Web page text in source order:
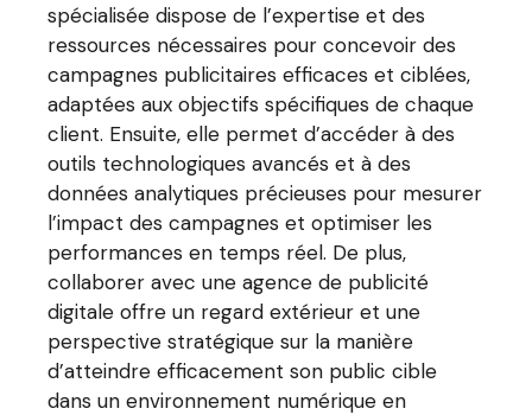
spécialisée dispose de l’expertise et des
ressources nécessaires pour concevoir des
campagnes publicitaires efficaces et ciblées,
adaptées aux objectifs spécifiques de chaque
client. Ensuite, elle permet d’accéder à des
outils technologiques avancés et à des
données analytiques précieuses pour mesurer
l’impact des campagnes et optimiser les
performances en temps réel. De plus,
collaborer avec une agence de publicité
digitale offre un regard extérieur et une
perspective stratégique sur la manière
d’atteindre efficacement son public cible
dans un environnement numérique en